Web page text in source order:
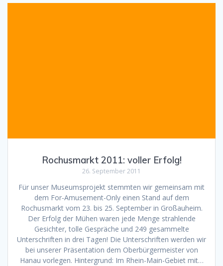
Rochusmarkt 2011: voller Erfolg!
26. September 2011
Für unser Museumsprojekt stemmten wir gemeinsam mit
dem For-Amusement-Only einen Stand auf dem
Rochusmarkt vom 23. bis 25. September in Großauheim.
Der Erfolg der Mühen waren jede Menge strahlende
Gesichter, tolle Gespräche und 249 gesammelte
Unterschriften in drei Tagen! Die Unterschriften werden wir
bei unserer Präsentation dem Oberbürgermeister von
Hanau vorlegen. Hintergrund: Im Rhein-Main-Gebiet mit…